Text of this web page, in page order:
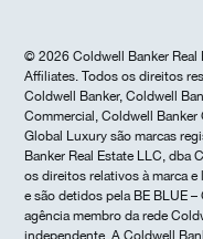
© 2026 Coldwell Banker Real
Affiliates. Todos os direitos
Coldwell Banker, Coldwell
Commercial, Coldwell
Global Luxury são marcas
Banker Real Estate LLC, dba
os direitos relativos à marca
e são detidos pela BE BLUE
agência membro da rede
independente. A Coldwell